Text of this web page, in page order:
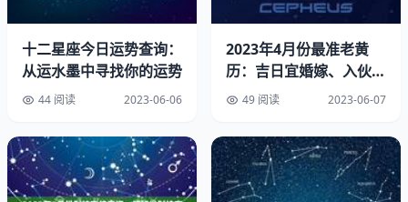
我们的算法不但可以基于单一的命理术数学规则进行测算，
还可以根据多个方面综合分析，才能得到更加全面性强的预
帮助您了解自己的未来发展走势。
3.易于使用
十二星座今日运势查询：
从运水墨中寻找你的运势
44 阅读 2023-06-06
2023年4月份最准老黄
历：吉日宜婚嫁、入伙、
招财、出行
49 阅读 2023-06-07